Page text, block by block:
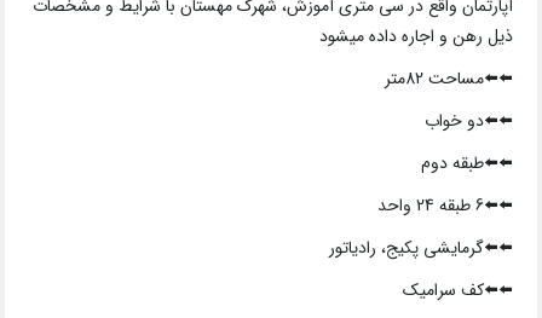
آپارتمان واقع در سی متری آموزش، شهرک مهستان با شرایط و مشخصات
ذیل رهن و اجاره داده میشود
⬅️⬅️مساحت 82متر
⬅️⬅️دو خواب
⬅️⬅️طبقه دوم
⬅️⬅️6 طبقه 24 واحد
⬅️⬅️گرمایشی پکیج، رادیاتور
⬅️⬅️کف سرامیک